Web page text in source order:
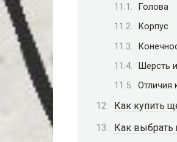
Голова
Корпус
Шерсть
Отличия
Как купить
Как выбрать